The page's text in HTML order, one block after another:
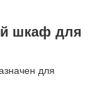
шкаф для
для